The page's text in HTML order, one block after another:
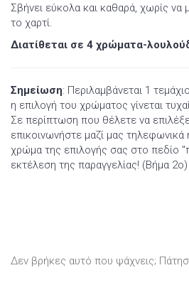
Σβήνει εύκολα και καθαρά, χωρίς να
το χαρτί.
Διατίθεται σε 4 χρώματα-
Σημείωση: Περιλαμβάνεται 1
η επιλογή του χρώματος γίνεται
Σε περίπτωση που θέλετε να
επικοινωνήστε μαζί μας
χρώμα της επιλογής σας στο πεδίο
εκτέλεση της παραγγελίας! (Βήμα 2ο)
Δεν βρήκες αυτό που ψάχνεις;